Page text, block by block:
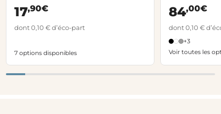
17,90€
dont 0,10 € d’éco-part
7 options disponibles
84,00€
dont 0,10 €
+3
Voir toutes les